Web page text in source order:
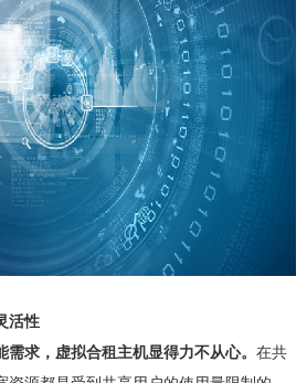
活性
需求，虚拟合租主机显得力不从心。 在共